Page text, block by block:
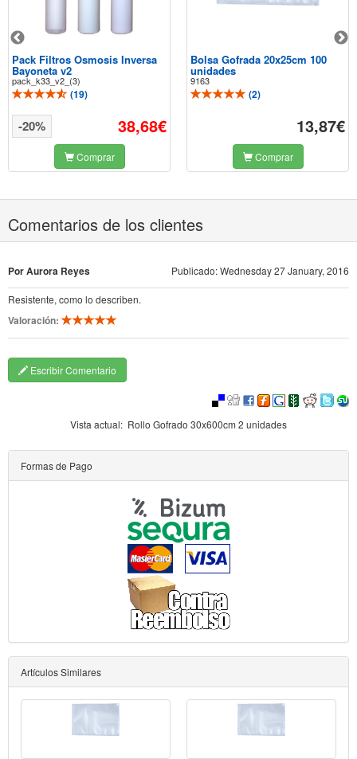
Pack Filtros Osmosis Inversa
Bayoneta v2
pack_k33_v2_(3)
(19)
38,68€
-20%
Comprar
Bolsa Gofrada 20x25cm 100
unidades
9163
(2)
13,87€
Comprar
Comentarios de los clientes
Por Aurora Reyes Publicado: Wednesday 27 January, 2016
Resistente, como lo describen.
Valoración:
Escribir Comentario
Vista actual: Rollo Gofrado 30x600cm 2 unidades
Formas de Pago
Artículos Similares